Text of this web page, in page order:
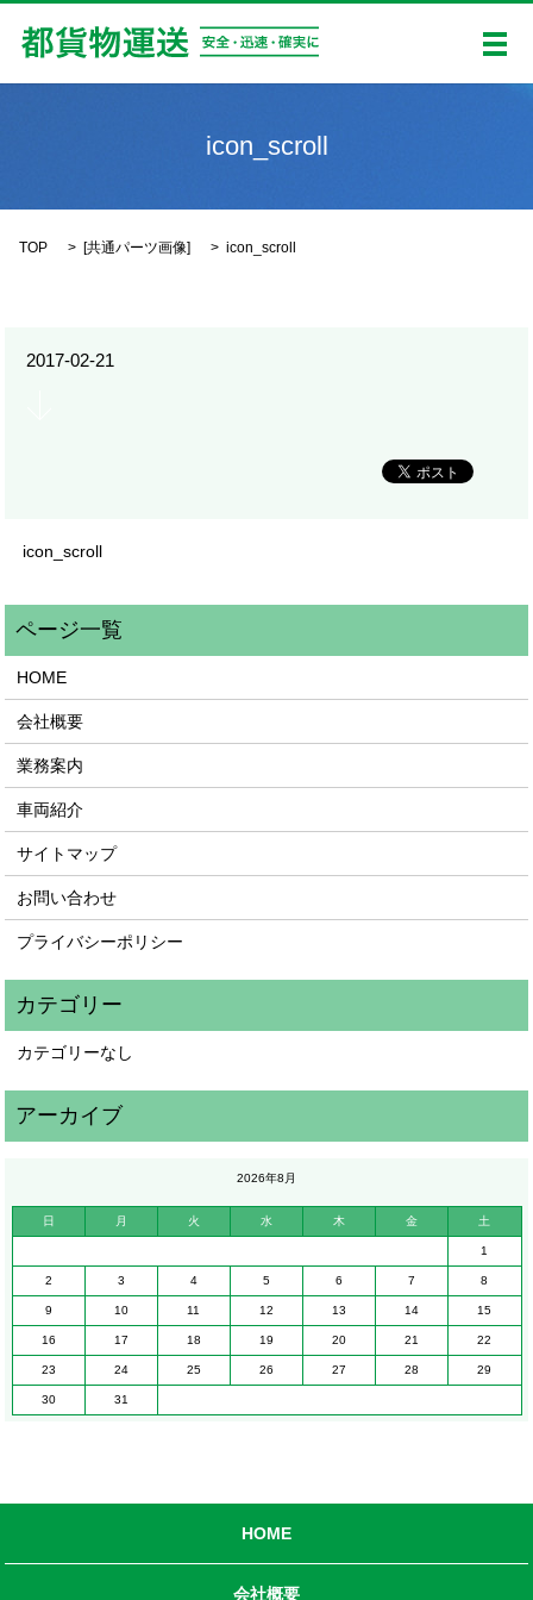
メ
icon_scroll
TOP [共通パーツ画像] icon_scroll
2017-02-21
icon_scroll
HOME
会社概要
業務案内
車両紹介
サイトマップ
お問い合わせ
プライバシーポリシー
カテゴリーなし
2026年8月
日 月 火 水 木 金 土
1
2 3 4 5 6 7 8
9 10 11 12 13 14 15
16 17 18 19 20 21 22
23 24 25 26 27 28 29
30 31
HOME
会社概要